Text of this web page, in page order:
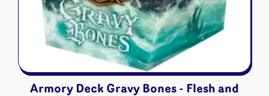
Armory Deck Gravy Bones - Flesh and